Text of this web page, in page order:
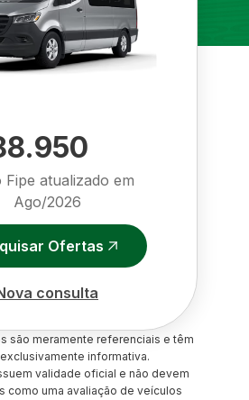
Fipe atualizado em
Ago/2026
Ofertas
consulta
são meramente referenciais e têm
informativa.
validade oficial e não devem
como uma avaliação de veículos